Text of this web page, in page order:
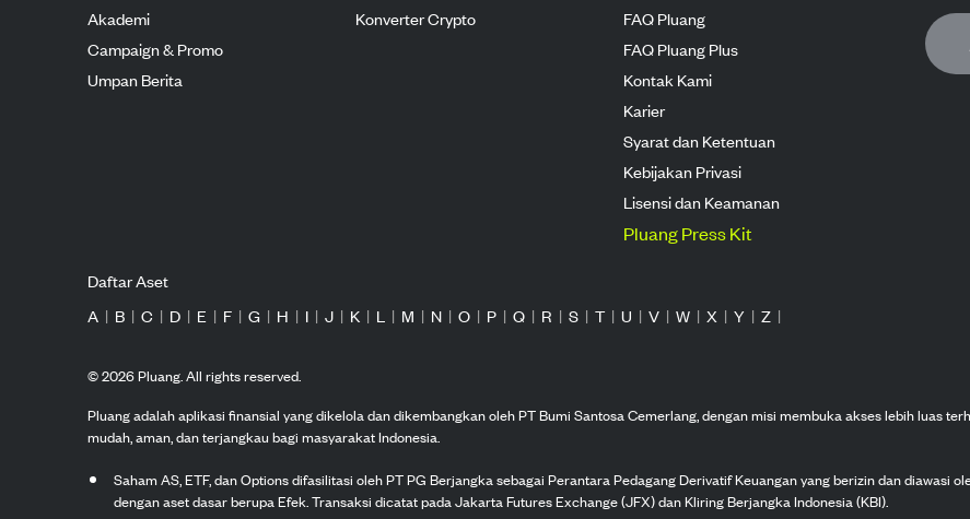
Akademi
Campaign & Promo
Umpan Berita
Konverter Crypto
FAQ Pluang
FAQ Pluang Plus
Kontak Kami
Karier
Syarat dan Ketentuan
Kebijakan Privasi
Lisensi dan Keamanan
Pluang Press Kit
Daftar Aset
A | B | C | D | E | F | G | H | I | J | K | L | M | N | O | P | Q | R | S | T | U | V | W | X | Y | Z |
©2026Pluang. All rights reserved.
Pluang adalah aplikasi finansial yang dikelola dan dikembangkan oleh PT Bumi Santosa Cemerlang, dengan misi membuka akses lebih luas
mudah, aman, dan terjangkau bagi masyarakat Indonesia.
Saham AS, ETF, dan Options difasilitasi oleh PT PG Berjangka sebagai Perantara Pedagang Derivatif Keuangan yang berizin dan diawasi
dengan aset dasar berupa Efek. Transaksi dicatat pada Jakarta Futures Exchange (JFX) dan Kliring Berjangka Indonesia (KBI).